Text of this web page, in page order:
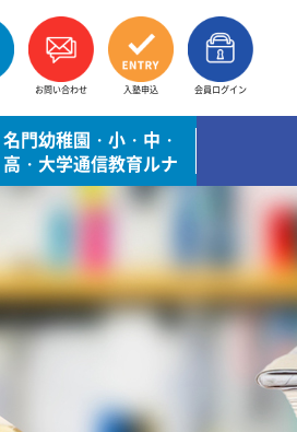
お問い合わせ 入塾申込 会員ログイン
名門幼稚園・小・中・
高・大学通信教育ルナ